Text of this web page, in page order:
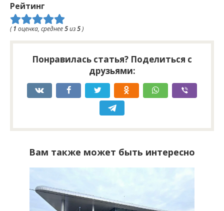
Рейтинг
(1 оценка, среднее5из5)
Понравилась статья? Поделиться с
друзьями:
Вам также может быть интересно